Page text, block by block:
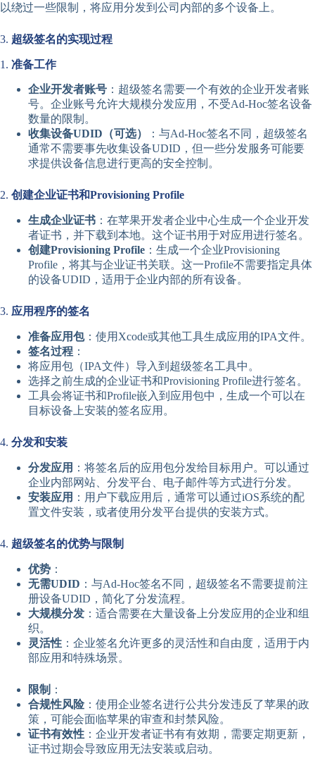
以绕过一些限制，将应用分发到公司内部的多个设备上。
3. 超级签名的实现过程
1. 准备工作
企业开发者账号 ：超级签名需要一个有效的企业开发者账
号。企业账号允许大规模分发应用，不受Ad-Hoc签名设备
数量的限制。
收集设备UDID（可选）
：与Ad-Hoc签名不同，超级签名
通常不需要事先收集设备UDID，但一些分发服务可能要
求提供设备信息进行更高的安全控制。
2. 创建企业证书和Provisioning Profile
生成企业证书 ：在苹果开发者企业中心生成一个企业开发
者证书，并下载到本地。这个证书用于对应用进行签名。
创建Provisioning Profile ：生成一个企业Provisioning
Profile，将其与企业证书关联。这一Profile不需要指定具体
的设备UDID，适用于企业内部的所有设备。
3. 应用程序的签名
准备应用包：使用Xcode或其他工具生成应用的IPA文件。
签名过程 ：
将应用包（IPA文件）导入到超级签名工具中。
选择之前生成的企业证书和Provisioning Profile进行签名。
工具会将证书和Profile嵌入到应用包中，生成一个可以在
目标设备上安装的签名应用。
4. 分发和安装
分发应用 ：将签名后的应用包分发给目标用户。可以通过
企业内部网站、分发平台、电子邮件等方式进行分发。
安装应用 ：用户下载应用后，通常可以通过iOS系统的配
置文件安装，或者使用分发平台提供的安装方式。
4. 超级签名的优势与限制
优势 ：
无需UDID ：与Ad-Hoc签名不同，超级签名不需要提前注
册设备UDID，简化了分发流程。
大规模分发 ：适合需要在大量设备上分发应用的企业和组
织。
灵活性 ：企业签名允许更多的灵活性和自由度，适用于内
部应用和特殊场景。
限制 ：
合规性风险：使用企业签名进行公共分发违反了苹果的政
策，可能会面临苹果的审查和封禁风险。
证书有效性 ：企业开发者证书有有效期，需要定期更新，
证书过期会导致应用无法安装或启动。